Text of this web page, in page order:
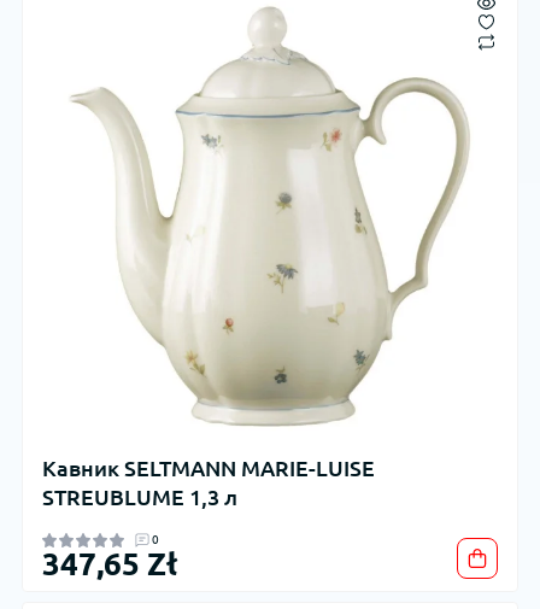
Кавник SELTMANN MARIE-LUISE
STREUBLUME 1,3 л
0
347,65 Zł